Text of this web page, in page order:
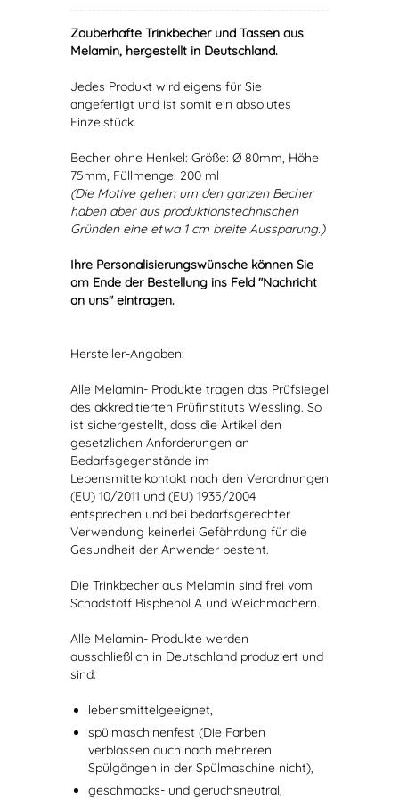
Zauberhafte Trinkbecher und Tassen aus
Melamin, hergestellt in Deutschland.
Jedes Produkt wird eigens für Sie
angefertigt und ist somit ein absolutes
Einzelstück.
Becher ohne Henkel: Größe: Ø 80mm, Höhe
75mm, Füllmenge: 200 ml
(Die Motive gehen um den ganzen Becher
haben aber aus produktionstechnischen
Gründen eine etwa 1 cm breite Aussparung.)
Ihre Personalisierungswünsche können Sie
am Ende der Bestellung ins Feld "Nachricht
an uns" eintragen.
Hersteller-Angaben:
Alle Melamin- Produkte tragen das Prüfsiegel
des akkreditierten Prüfinstituts Wessling. So
ist sichergestellt, dass die Artikel den
gesetzlichen Anforderungen an
Bedarfsgegenstände im
Lebensmittelkontakt nach den Verordnungen
(EU) 10/2011 und (EU) 1935/2004
entsprechen und bei bedarfsgerechter
Verwendung keinerlei Gefährdung für die
Gesundheit der Anwender besteht.
Die Trinkbecher aus Melamin sind frei vom
Schadstoff Bisphenol A und Weichmachern.
Alle Melamin- Produkte werden
ausschließlich in Deutschland produziert und
sind:
lebensmittelgeeignet,
spülmaschinenfest (Die Farben
verblassen auch nach mehreren
Spülgängen in der Spülmaschine nicht),
geschmacks- und geruchsneutral,